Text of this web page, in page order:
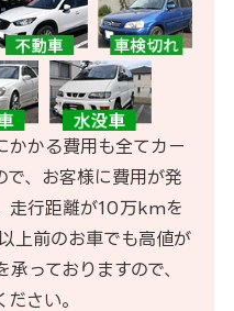
かかる費用も全てカー
で、お客様に費用が発
走行距離が10万kmを
上前のお車でも高値が
っておりますので、
さい。